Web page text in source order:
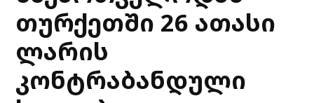
თურქეთში 26 ათასი
ლარის
კონტრაბანდული